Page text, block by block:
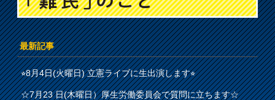
最新記事
⭐︎8月4日(火曜日) 立憲ライブに生出演します⭐︎
☆7月23 日(木曜日）厚生労働委員会で質問に立ちます☆